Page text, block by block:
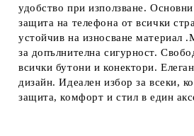
удобство при използване.
защита на телефона от всички
устойчив на износване материал
за допълнителна сигурност.
всички бутони и конектори.
дизайн. Идеален избор за всеки,
защита, комфорт и стил в един